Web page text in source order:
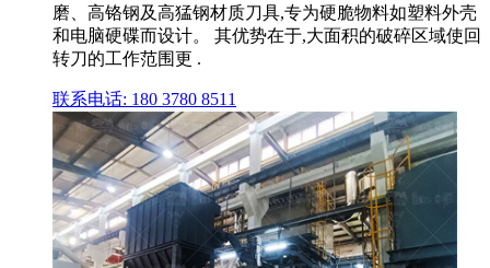
磨、高铬钢及高猛钢材质刀具,专为硬脆物料如塑料外壳
和电脑硬碟而设计。 其优势在于,大面积的破碎区域使回
转刀的工作范围更 .
联系电话: 180 3780 8511